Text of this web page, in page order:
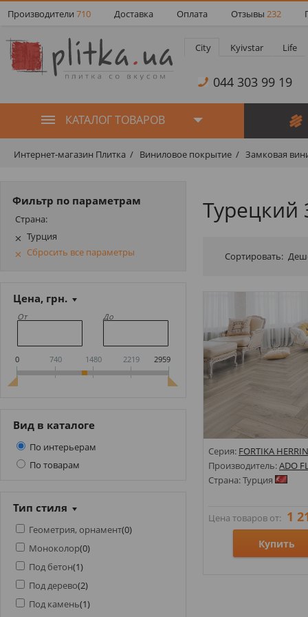
Производители 710 Доставка Оплата Отзывы 232
City Kyivstar Life
044 303 99 19
КАТАЛОГ ТОВАРОВ
Интернет-магазин Плитка Виниловое покрытие Замковая
Фильтр по параметрам
Страна:
Турция
Сбросить все параметры
Цена, грн.
От До
0 740 1480 2219 2959
Вид в каталоге
По интерьерам
По товарам
Тип стиля
Геометрия, орнамент(0)
Моноколор(0)
Под бетон(1)
Под дерево(2)
Под камень(1)
Турецкий
Сортировать:
Серия: FORTIKA
Производитель:ADO
Страна: Турция
Цена товаров от: 1
Купить